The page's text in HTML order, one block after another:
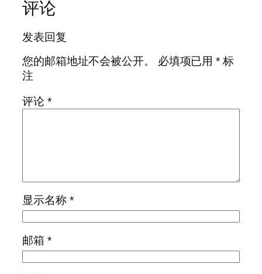
评论
发表回复
您的邮箱地址不会被公开。
必填项已用* 标
注
评论 *
显示名称 *
邮箱 *